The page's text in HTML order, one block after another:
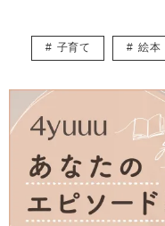
お届けしていきます。
子育て 絵本